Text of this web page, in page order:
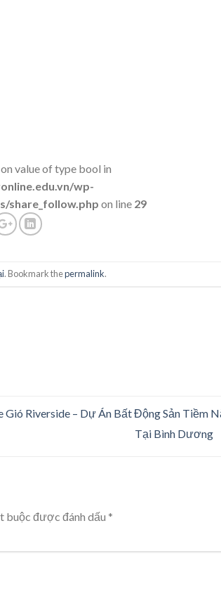
value of type bool in
wp-
share_follow.php on line 29
. Bookmark thepermalink.
Gió Riverside – Dự Án Bất Động Sản Tiềm
Tại Bình Dương
buộc được đánh dấu *